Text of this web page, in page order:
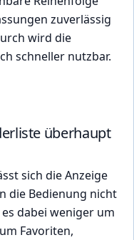
zuverlässig
wird die
schneller nutzbar.
überhaupt
sich die Anzeige
die Bedienung nicht
dabei weniger um
Favoriten,